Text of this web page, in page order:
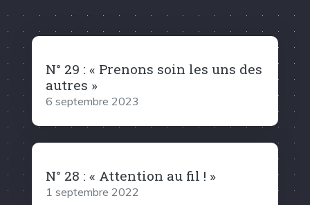
N° 29 : « Prenons soin les uns des
autres »
6 septembre 2023
N° 28 : « Attention au fil ! »
1 septembre 2022